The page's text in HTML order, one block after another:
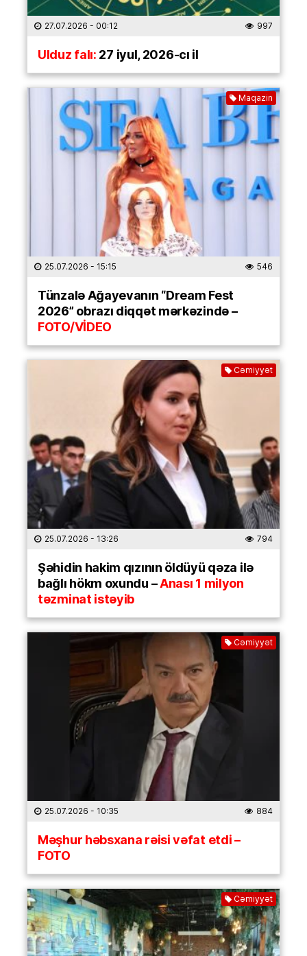
27.07.2026 - 00:12 997
Ulduz falı:27 iyul, 2026-cı il
Maqazin
25.07.2026 - 15:15 546
Tünzalə Ağayevanın “Dream Fest
2026” obrazı diqqət mərkəzində –
FOTO/VİDEO
Cəmiyyət
25.07.2026 - 13:26 794
Şəhidin hakim qızının öldüyü qəza ilə
bağlı hökm oxundu –Anası 1 milyon
təzminat istəyib
Cəmiyyət
25.07.2026 - 10:35 884
Məşhur həbsxana rəisi vəfat etdi –
FOTO
Cəmiyyət